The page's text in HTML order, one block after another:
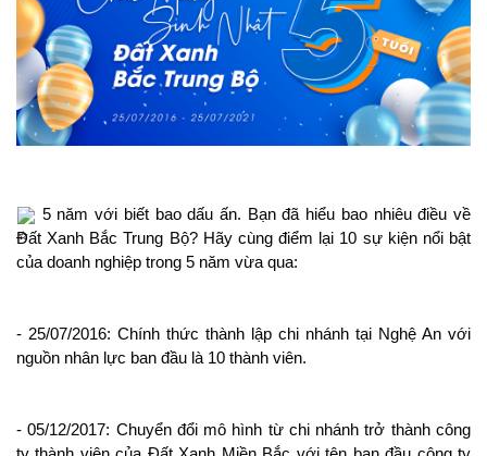
5 năm với biết bao dấu ấn. Bạn đã hiểu bao nhiêu điều về
Đất Xanh Bắc Trung Bộ? Hãy cùng điểm lại 10 sự kiện nổi bật
của doanh nghiệp trong 5 năm vừa qua:
- 25/07/2016: Chính thức thành lập chi nhánh tại Nghệ An với
nguồn nhân lực ban đầu là 10 thành viên.
- 05/12/2017: Chuyển đổi mô hình từ chi nhánh trở thành công